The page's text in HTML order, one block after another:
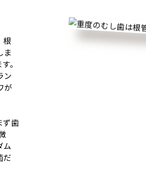
根
ま
。
ン
が
ず歯
ム
だ